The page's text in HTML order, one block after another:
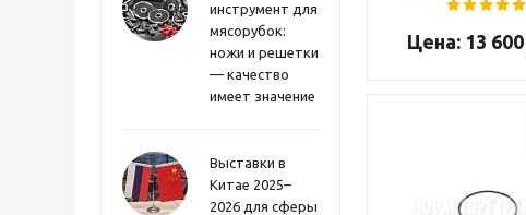
инструмент для
мясорубок:
ножи и решетки
— качество
имеет значение
Выставки в
Китае 2025–
2026 для сферы
13